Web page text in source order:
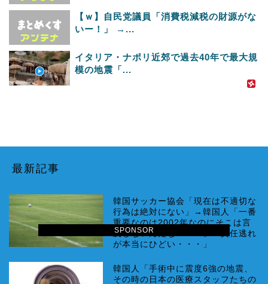
SPONSOR
【ｗ】自民党議員「消費税減税の財源がな
いー！」 →...
イタリア・ナポリ近郊で過去40年で最大規
模の地震「...
最新記事
韓国サッカー協会「現在は不適切な
行為は絶対にない」→韓国人「一番
重要なのは2002年なのにそこは言
及しないんだなｗｗｗ」「責任逃れ
が本当にひどい・・・」
韓国人「手術中に震度6強の地震、
その時の日本の医療スタッフたちの